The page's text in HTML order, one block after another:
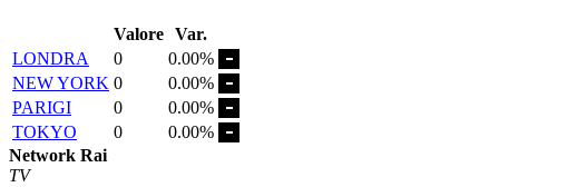
Valore Var.
LONDRA
0
0.00%
NEW YORK 0
0.00%
PARIGI
0
0.00%
TOKYO
0
0.00%
Network Rai
TV